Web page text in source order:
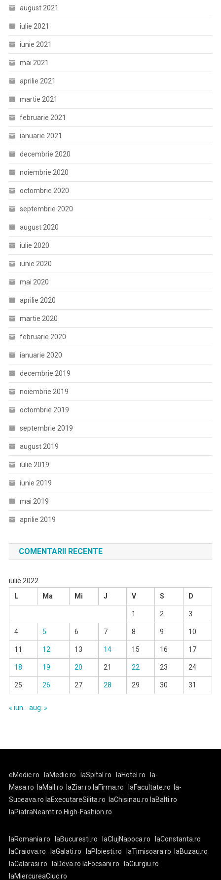
august 2021
iulie 2021
iunie 2021
mai 2021
aprilie 2021
martie 2021
februarie 2021
ianuarie 2021
decembrie 2020
noiembrie 2020
octombrie 2020
septembrie 2020
august 2020
iulie 2020
iunie 2020
mai 2020
aprilie 2020
martie 2020
februarie 2020
ianuarie 2020
decembrie 2019
noiembrie 2019
octombrie 2019
septembrie 2019
august 2019
iulie 2019
iunie 2019
mai 2019
aprilie 2019
COMENTARII RECENTE
iulie 2022
L
Ma Mi J V S D
1 2 3
4 5 6 7 8 9 10
11 12 13 14 15 16 17
18 19 20 21 22 23 24
25 26 27 28 29 30 31
« iun. aug. »
eMedic.ro laMedic.ro laSpital.ro laHotel.ro
la-
Masa.ro
laMall.ro laZiar.ro laFirma.ro laFacultate.ro
la-
Suceava.ro laExecutareSilita.ro laChisinau.ro laBalti.ro
laPiatraNeamt.ro High-Fashion.ro
laRomania.ro laBucuresti.ro laClujNapoca.ro
laConstanta.ro
laCraiova.ro
laGalati.ro laPloiesti.ro laTimisoara.ro
laBuzau.ro
laCalarasi.ro
laDeva.ro laFocsani.ro
laGiurgiu.ro
laMiercureaCiuc.ro